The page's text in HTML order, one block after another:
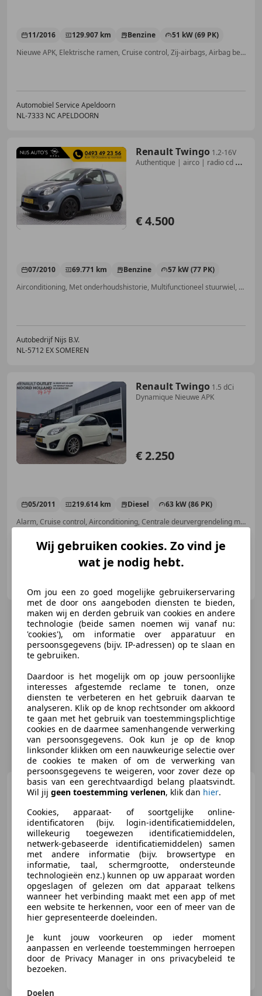
11/2016 129.907 km Benzine
51 kW (69 PK)
Nieuwe APK, Elektrische ramen, Cruise control, Zij-airbags, Airbag bestuurder, Elektrisch verstelbare buitenspiegels, Bluetooth, Bandenspanningscontrole
Automobiel Service Apeldoorn
NL-7333 NC APELDOORN
Renault Twingo 1.2-16V
Authentique | airco | radio cd |
€ 4.500
07/2010 69.771 km Benzine
57 kW (77 PK)
Airconditioning, Met onderhoudshistorie, Multifunctioneel stuurwiel, Alarm, Centrale deurvergrendeling met afstandsbediening, Elektrische ramen, ABS, CD
Autobedrijf Nijs B.V.
NL-5712 EX SOMEREN
Renault Twingo 1.5 dCi
Dynamique Nieuwe APK
€ 2.250
05/2011 219.614 km Diesel
63 kW (86 PK)
Alarm, Cruise control, Airconditioning, Centrale deurvergrendeling met afstandsbediening, Elektrisch verstelbare buitenspiegels, Elektrische ramen, Radio, Startonderbreker
Renault Twingo1.2-16V
Collection AIRCO /
DEALERONDERH. / 1E EIG.
€ 1.450
03/2011 270.698 km Benzine
55 kW (75 PK)
Vredemans B.V.
NL-7395 SB TEUGE
Wij gebruiken cookies. Zo vind je
wat je nodig hebt.
Om jou een zo goed mogelijke gebruikerservaring
met de door ons aangeboden diensten te bieden,
maken wij en derden gebruik van cookies en andere
technologie (beide samen noemen wij vanaf nu:
'cookies'), om informatie over apparatuur en
persoonsgegevens (bijv. IP-adressen) op te slaan en
te gebruiken.
Daardoor is het mogelijk om op jouw persoonlijke
interesses afgestemde reclame te tonen, onze
diensten te verbeteren en het gebruik daarvan te
analyseren. Klik op de knop rechtsonder om akkoord
te gaan met het gebruik van toestemmingsplichtige
cookies en de daarmee samenhangende verwerking
van persoonsgegevens. Ook kun je op de knop
linksonder klikken om een nauwkeurige selectie over
de cookies te maken of om de verwerking van
persoonsgegevens te weigeren, voor zover deze op
basis van een gerechtvaardigd belang plaatsvindt.
Wil jij geen toestemming verlenen, klik dan hier.
Cookies, apparaat- of soortgelijke online-
identificatoren (bijv. login-identificatiemiddelen,
willekeurig toegewezen identificatiemiddelen,
netwerk-gebaseerde identificatiemiddelen) samen
met andere informatie (bijv. browsertype en
informatie, taal, schermgrootte, ondersteunde
technologieën enz.) kunnen op uw apparaat worden
opgeslagen of gelezen om dat apparaat telkens
wanneer het verbinding maakt met een app of met
een website te herkennen, voor een of meer van de
hier gepresenteerde doeleinden.
Je kunt jouw voorkeuren op ieder moment
aanpassen en verleende toestemmingen herroepen
door de Privacy Manager in ons privacybeleid te
bezoeken.
Doelen